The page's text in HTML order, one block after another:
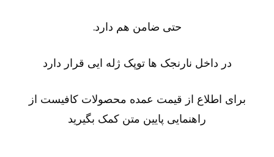
حتی ضامن هم دارد.
در داخل نارنجک ها توپک ژله ایی قرار دارد
برای اطلاع از قیمت عمده محصولات کافیست از
راهنمایی پایین متن کمک بگیرید